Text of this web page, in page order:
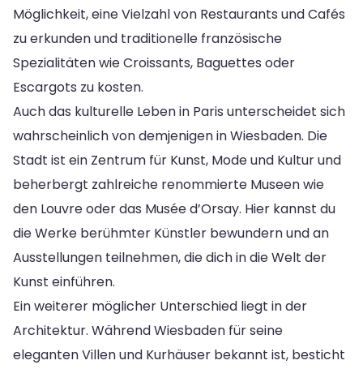
Möglichkeit, eine Vielzahl von Restaurants und Cafés
zu erkunden und traditionelle französische
Spezialitäten wie Croissants, Baguettes oder
Escargots zu kosten.
Auch das kulturelle Leben in Paris unterscheidet sich
wahrscheinlich von demjenigen in Wiesbaden. Die
Stadt ist ein Zentrum für Kunst, Mode und Kultur und
beherbergt zahlreiche renommierte Museen wie
den Louvre oder das Musée d’Orsay. Hier kannst du
die Werke berühmter Künstler bewundern und an
Ausstellungen teilnehmen, die dich in die Welt der
Kunst einführen.
Ein weiterer möglicher Unterschied liegt in der
Architektur. Während Wiesbaden für seine
eleganten Villen und Kurhäuser bekannt ist, besticht